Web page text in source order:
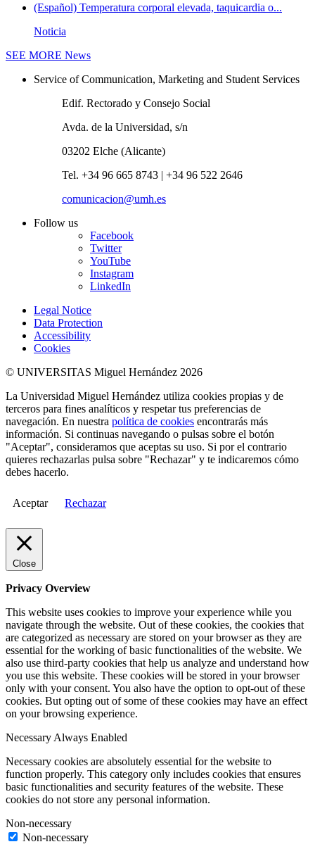
(Español) Temperatura corporal elevada, taquicardia o...
Noticia
SEE MORE News
Service of Communication, Marketing and Student Services
Edif. Rectorado y Consejo Social
Avda. de la Universidad, s/n
03202 Elche (Alicante)
Tel. +34 96 665 8743 | +34 96 522 2646
comunicacion@umh.es
Follow us
Facebook
Twitter
YouTube
Instagram
LinkedIn
Legal Notice
Data Protection
Accessibility
Cookies
© UNIVERSITAS Miguel Hernández 2026
La Universidad Miguel Hernández utiliza cookies propias y de
terceros para fines analíticos y respetar tus preferencias de
navegación. En nuestra política de cookies encontrarás más
información. Si continuas navegando o pulsas sobre el botón
"Aceptar", consideramos que aceptas su uso. Si por el contrario
quieres rechazarlas pulsa sobre "Rechazar" y te indicaremos cómo
debes hacerlo.
Aceptar Rechazar
Close
Privacy Overview
This website uses cookies to improve your experience while you
navigate through the website. Out of these cookies, the cookies that
are categorized as necessary are stored on your browser as they are
essential for the working of basic functionalities of the website. We
also use third-party cookies that help us analyze and understand how
you use this website. These cookies will be stored in your browser
only with your consent. You also have the option to opt-out of these
cookies. But opting out of some of these cookies may have an effect
on your browsing experience.
Necessary Always Enabled
Necessary cookies are absolutely essential for the website to
function properly. This category only includes cookies that ensures
basic functionalities and security features of the website. These
cookies do not store any personal information.
Non-necessary
Non-necessary